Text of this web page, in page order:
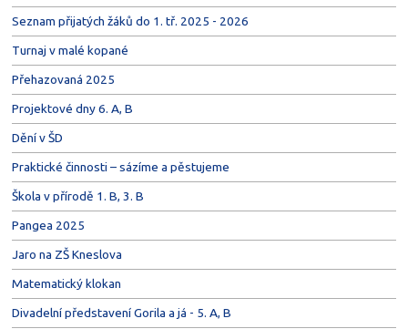
Seznam přijatých žáků do 1. tř. 2025 - 2026
Turnaj v malé kopané
Přehazovaná 2025
Projektové dny 6. A, B
Dění v ŠD
Praktické činnosti – sázíme a pěstujeme
Škola v přírodě 1. B, 3. B
Pangea 2025
Jaro na ZŠ Kneslova
Matematický klokan
Divadelní představení Gorila a já - 5. A, B